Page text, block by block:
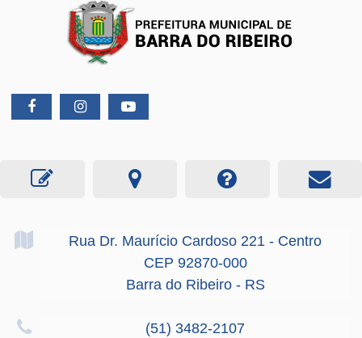
Rua Dr. Maurício Cardoso 221 - Centro
CEP 92870-000
Barra do Ribeiro - RS
(51) 3482-2107